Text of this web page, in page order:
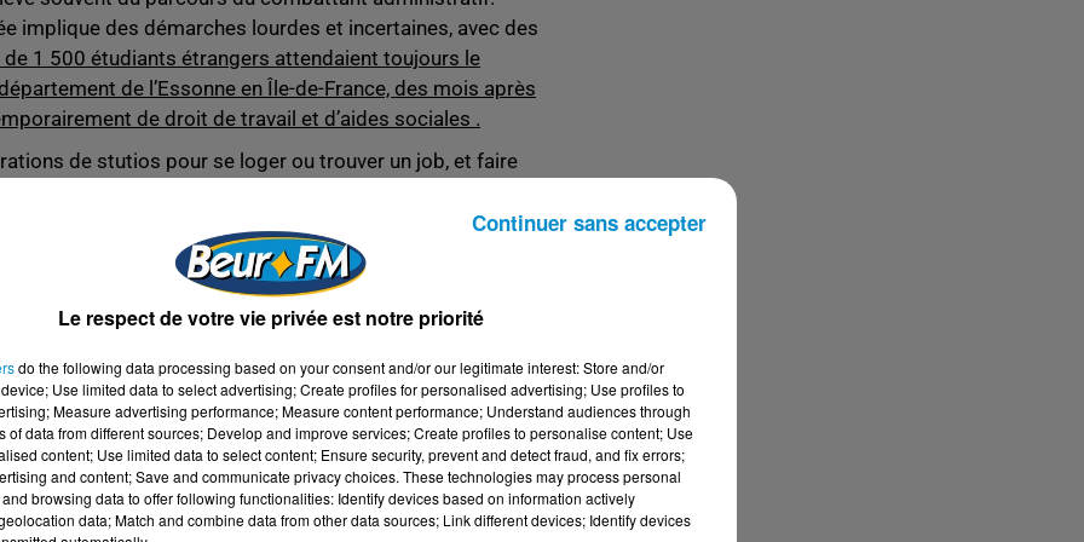
implique des démarches lourdes et incertaines, avec des
de 1 500 étudiants étrangers attendaient toujours le
de l’Essonne en Île-de-France, des mois après
de droit de travail et d’aides sociales .
de stutios pour se loger ou trouver un job, et faire
de différenciation mise en place en 2019 . Pour un
annuels approchent les 3 770 €, contre 243 € pour un
beaucoup redoutent de devoir renoncer à leur
de sans-abrisme.
d’autant plus que, sur la dernière décennie, la France
étrangers. En 2019, le plan «Bienvenue en France»
. Et de fait, la barre des 443 000 étudiants étrangers a
de l’Hexagone .
sur cet afflux pour compenser en partie la baisse des
Algériens et Tunisiens figurent parmi les nationalités les
Le respect de votre vie privée est notre priorité
do the following data processing based on your consent and/or our legitimate interest: Store and/or
Use limited data to select advertising; Create profiles for personalised advertising; Use profiles to
Measure advertising performance; Measure content performance; Understand audiences through
of data from different sources; Develop and improve services; Create profiles to personalise content; Use
content; Use limited data to select content; Ensure security, prevent and detect fraud, and fix errors;
and content; Save and communicate privacy choices. These technologies may process personal
browsing data to offer following functionalities: Identify devices based on information actively
data; Match and combine data from other data sources; Link different devices; Identify devices
Continuer sans accepter